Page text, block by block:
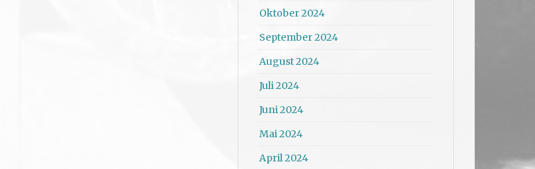
Oktober 2024
September 2024
August 2024
Juli 2024
Juni 2024
Mai 2024
April 2024